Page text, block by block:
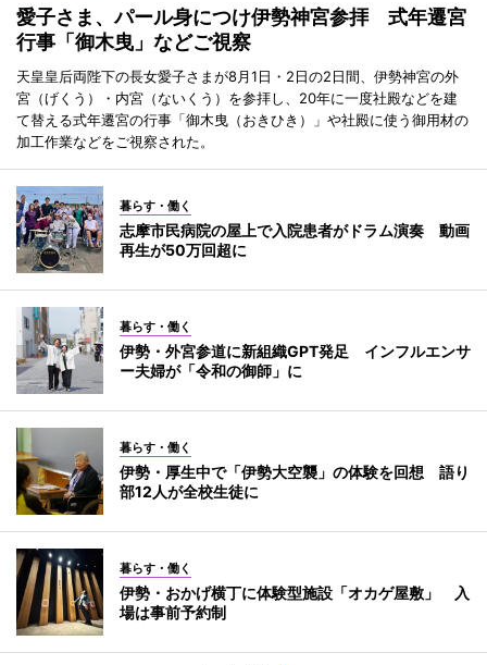
愛子さま、パール身につけ伊勢神宮参拝 式年遷宮
行事「御木曳」などご視察
天皇皇后両陛下の長女愛子さまが8月1日・2日の2日間、伊勢神宮の外
宮（げくう）・内宮（ないくう）を参拝し、20年に一度社殿などを建
て替える式年遷宮の行事「御木曳（おきひき）」や社殿に使う御用材の
加工作業などをご視察された。
暮らす・働く
志摩市民病院の屋上で入院患者がドラム演奏 動画
再生が50万回超に
暮らす・働く
伊勢・外宮参道に新組織GPT発足 インフルエンサ
ー夫婦が「令和の御師」に
暮らす・働く
伊勢・厚生中で「伊勢大空襲」の体験を回想 語り
部12人が全校生徒に
暮らす・働く
伊勢・おかげ横丁に体験型施設「オカゲ屋敷」 入
場は事前予約制